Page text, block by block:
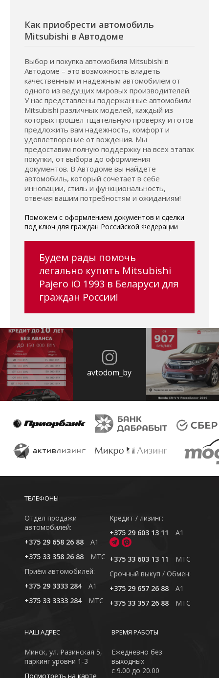
Как приобрести автомобиль
Mitsubishi в Автодоме
Выбор и покупка автомобиля Mitsubishi в
Автодоме – это возможность владеть
качественным и надежным автомобилем от
одного из ведущих мировых производителей.
У нас представлены подержанные автомобили
Mitsubishi различных моделей, каждый из
которых прошел тщательную проверку и готов
предложить вам надежность, комфорт и
удовлетворение от вождения. Мы
предоставим полную поддержку на всех этапах
покупки, от выбора до оформления
документов. В Автодоме вы найдете
автомобиль, который сочетает в себе
инновации, стиль и функциональность,
отвечая вашим потребностям и ожиданиям!
Поможем с оформлением документов и сделки
под ключ для граждан Российской Федерации
Будем рады помочь
легально купить Mitsubishi
Pajero iO 1993 в Беларуси для
граждан России!
avtodom_by
ТЕЛЕФОНЫ
Отдел продажи
автомобилей:
+375 29 658 26 88
A1
+375 33 358 26 88
MTC
Приём автомобилей:
+375 29 3333 284
A1
+375 33 3333 284
MTC
Кредит / лизинг:
+375 29 603 13 11
A1
+375 33 603 13 11
MTC
Cрочный выкуп / Обмен:
+375 29 657 26 88
A1
+375 33 357 26 88
MTC
ВРЕМЯ РАБОТЫ
Ежедневно без
выходных
с 9.00 до 20.00
НАШ АДРЕС
Минск, ул. Разинская 5,
паркинг уровни 1-3
Посмотреть на карте